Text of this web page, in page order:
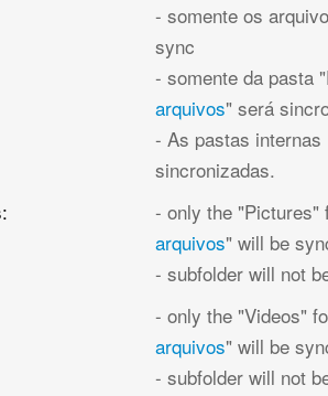
- somente os
sync
- somente da pasta
arquivos" será
- As pastas internas
sincronizadas.
- only the "Pictures"
arquivos" will be
- subfolder will not
- only the "Videos"
arquivos" will be
- subfolder will not